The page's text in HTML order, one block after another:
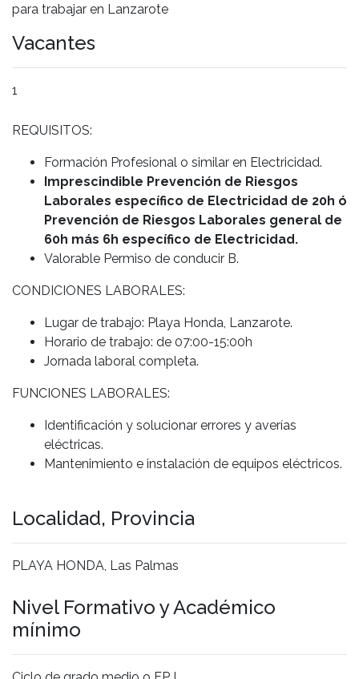
para trabajar en Lanzarote
Vacantes
1
REQUISITOS:
Formación Profesional o similar en Electricidad.
Imprescindible Prevención de Riesgos
Laborales específico de Electricidad de 20h ó
Prevención de Riesgos Laborales general de
60h más 6h específico de Electricidad.
Valorable Permiso de conducir B.
CONDICIONES LABORALES:
Lugar de trabajo: Playa Honda, Lanzarote.
Horario de trabajo: de 07:00-15:00h
Jornada laboral completa.
FUNCIONES LABORALES:
Identificación y solucionar errores y averías
eléctricas.
Mantenimiento e instalación de equipos eléctricos.
Localidad, Provincia
PLAYA HONDA, Las Palmas
Nivel Formativo y Académico
mínimo